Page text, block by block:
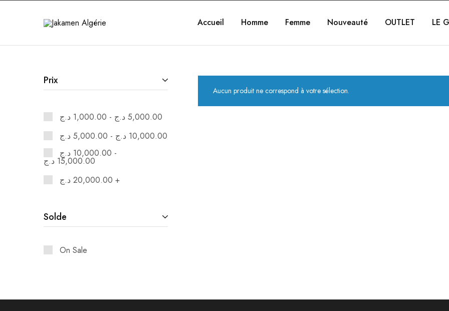
Jakamen Accueil Homme Femme Nouveauté OUTLET LE
Aucun produit ne correspond à votre sélection.
Prix
1,000.00 د.ج - 5,000.00 د.ج
5,000.00 د.ج - 10,000.00 د.ج
10,000.00 د.ج -
15,000.00 د.ج
20,000.00 د.ج +
Solde
On Sale